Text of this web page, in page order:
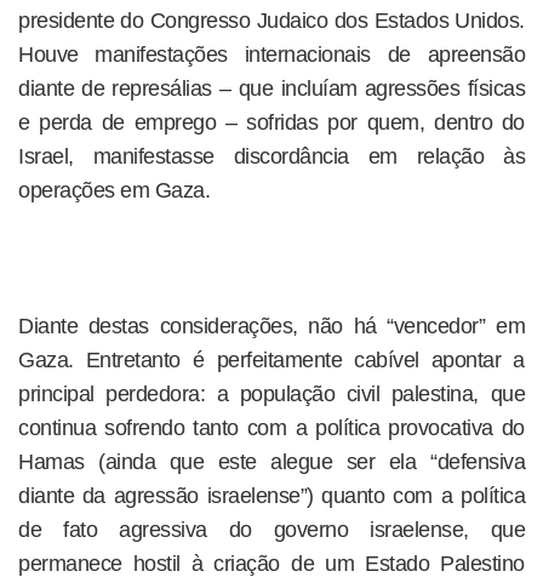
presidente do Congresso Judaico dos Estados Unidos.
Houve manifestações internacionais de apreensão
diante de represálias – que incluíam agressões físicas
e perda de emprego – sofridas por quem, dentro do
Israel, manifestasse discordância em relação às
operações em Gaza.
Diante destas considerações, não há “vencedor” em
Gaza. Entretanto é perfeitamente cabível apontar a
principal perdedora: a população civil palestina, que
continua sofrendo tanto com a política provocativa do
Hamas (ainda que este alegue ser ela “defensiva
diante da agressão israelense”) quanto com a política
de fato agressiva do governo israelense, que
permanece hostil à criação de um Estado Palestino